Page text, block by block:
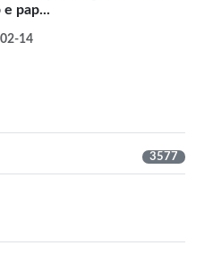
e pap...
14
3577